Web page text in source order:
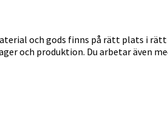
och gods finns på rätt plats i
och produktion. Du arbetar även